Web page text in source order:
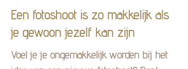
Tips
Een fotoshoot is zo makkelijk als
je gewoon jezelf kan zijn